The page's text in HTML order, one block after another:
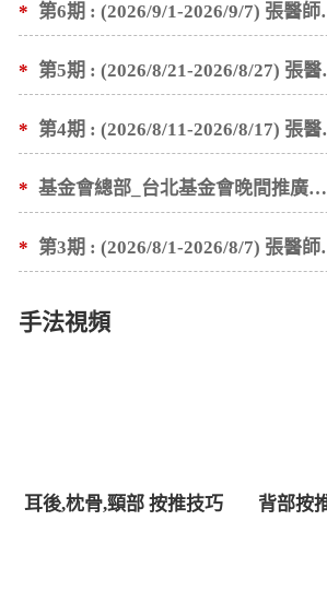
* 第6期 : (2026/9/1-2026/9/7) 張醫師親自培訓手法 廣州基礎班7 天錄取名單公告
* 第5期 : (2026/8/21-2026/8/27) 張醫師親自培訓手法 廣州基礎班7 天錄取名單公告
* 第4期 : (2026/8/11-2026/8/17) 張醫師親自培訓手法 廣州基礎班7 天錄取名單公告
* 基金會總部_台北基金會晚間推廣暫停服務公告
* 第3期 : (2026/8/1-2026/8/7) 張醫師親自培訓手法 廣州基礎班7 天錄取名單公告
手法視頻
耳後,枕骨,頸部 按推技巧 背部按